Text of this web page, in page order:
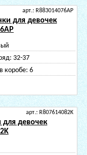
арт.: R883014076AP
для девочек
32-37
коробе: 6
арт.: R807614082K
для девочек